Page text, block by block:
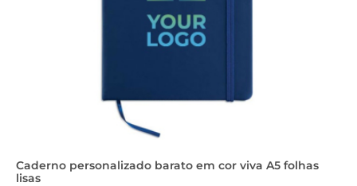
Caderno personalizado barato em cor viva A5 folhas
lisas